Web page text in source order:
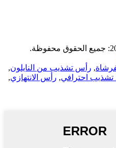
, رأس تشذيب من النايلون,
احترافي, رأس الانتهازي,